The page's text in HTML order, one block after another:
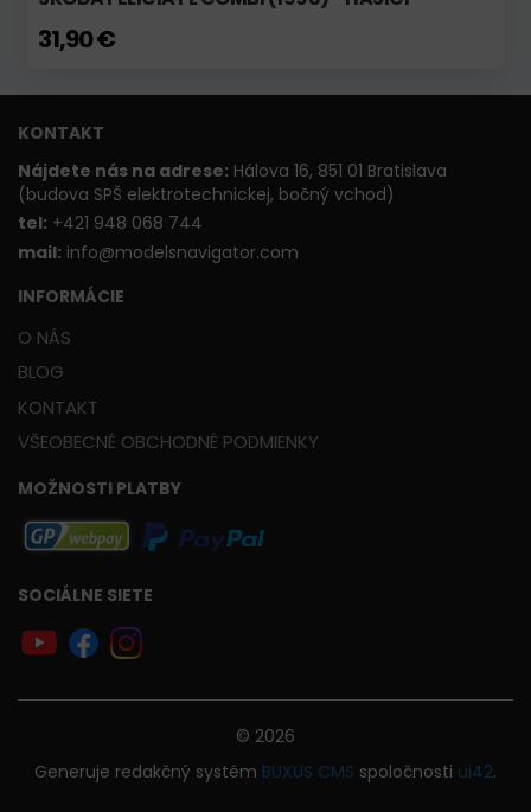
31,90 €
KONTAKT
Nájdete nás na adrese: Hálova 16, 851 01 Bratislava
(budova SPŠ elektrotechnickej, bočný vchod)
tel: +421 948 068 744
mail: info@modelsnavigator.com
INFORMÁCIE
O NÁS
BLOG
KONTAKT
VŠEOBECNÉ OBCHODNÉ PODMIENKY
MOŽNOSTI PLATBY
SOCIÁLNE SIETE
© 2026
Generuje redakčný systém BUXUS CMS spoločnosti ui42.